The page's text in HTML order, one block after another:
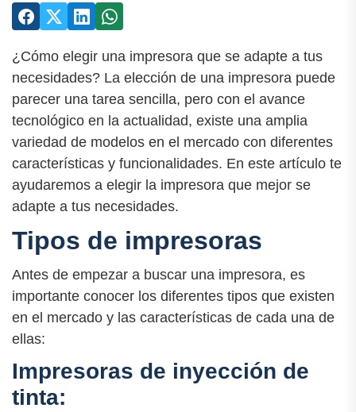
¿Cómo elegir una impresora que se adapte a tus
necesidades? La elección de una impresora puede
parecer una tarea sencilla, pero con el avance
tecnológico en la actualidad, existe una amplia
variedad de modelos en el mercado con diferentes
características y funcionalidades. En este artículo te
ayudaremos a elegir la impresora que mejor se
adapte a tus necesidades.
Tipos de impresoras
Antes de empezar a buscar una impresora, es
importante conocer los diferentes tipos que existen
en el mercado y las características de cada una de
ellas:
Impresoras de inyección de
tinta: